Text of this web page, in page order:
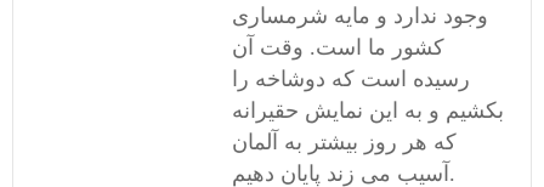
وجود ندارد و مایه شرمساری
کشور ما است. وقت آن
رسیده است که دوشاخه را
بکشیم و به این نمایش حقیرانه
که هر روز بیشتر به آلمان
آسیب می زند پایان دهیم.